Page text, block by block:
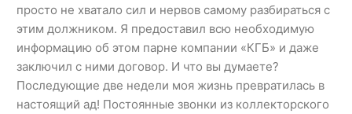
просто не хватало сил и нервов самому разбираться с
этим должником. Я предоставил всю необходимую
информацию об этом парне компании «КГБ» и даже
заключил с ними договор. И что вы думаете?
Последующие две недели моя жизнь превратилась в
настоящий ад! Постоянные звонки из коллекторского